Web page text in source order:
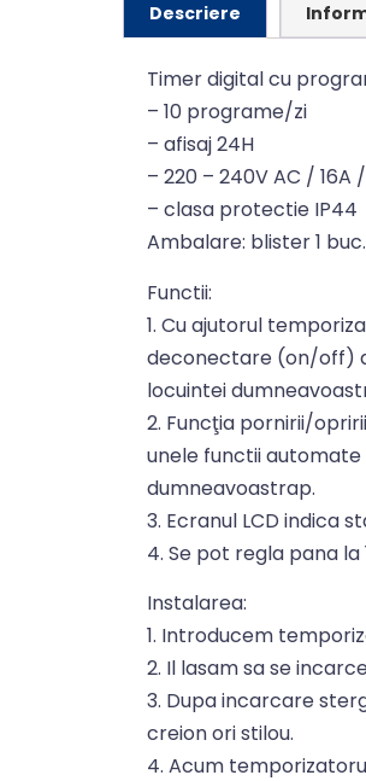
Descriere
Timer digital cu
– 10 programe/zi
– afisaj 24H
– 220 – 240V AC / 16A
– clasa protectie IP44
Ambalare: blister 1 buc.
Functii:
1. Cu ajutorul
deconectare (on/off)
locuintei
2. Funcţia pornirii/
unele functii
dumneavoastrap.
3. Ecranul LCD indica
4. Se pot regla pana
Instalarea:
1. Introducem
2. Il lasam sa se
3. Dupa incarcare
creion ori stilou.
4. Acum